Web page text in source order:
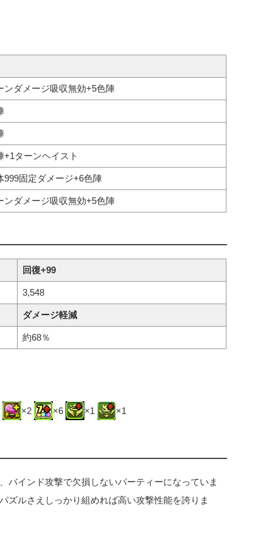
ンダメージ吸収無効+5色陣
+1ターンヘイスト
999固定ダメージ+6色陣
ンダメージ吸収無効+5色陣
回復+99
3,548
ダメージ軽減
約68％
×2 ×6 ×1 ×1
バインド攻撃で欠損しないパーティーになっていま
ズルさえしっかり組めれば高い攻撃性能を誇りま